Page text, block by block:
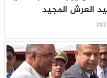
العرش المجيد